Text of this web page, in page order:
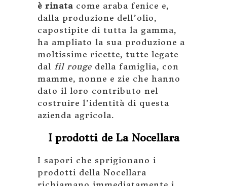
è rinata come araba fenice e,
dalla produzione dell’olio,
capostipite di tutta la gamma,
ha ampliato la sua produzione a
moltissime ricette, tutte legate
dal fil rouge della famiglia, con
mamme, nonne e zie che hanno
dato il loro contributo nel
costruire l’identità di questa
azienda agricola.
I prodotti de La Nocellara
I sapori che sprigionano i
prodotti della Nocellara